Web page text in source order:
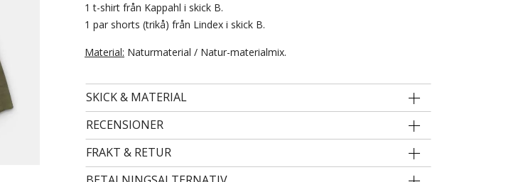
- STORLEK 122/128 -
1 t-shirt från Kappahl i skick B.
1 par shorts (trikå) från Lindex i skick B.
Material: Naturmaterial / Natur-materialmix.
SKICK & MATERIAL
RECENSIONER
FRAKT & RETUR